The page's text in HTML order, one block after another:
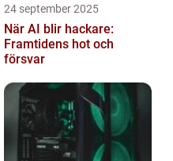
24 september 2025
När AI blir hackare:
Framtidens hot och
försvar